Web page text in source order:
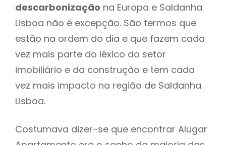
descarbonização na Europa e Saldanha
Lisboa não é excepção. São termos que
estão na ordem do dia e que fazem cada
vez mais parte do léxico do setor
imobiliário e da construção e tem cada
vez mais impacto na região de Saldanha
Lisboa.
Costumava dizer-se que encontrar Alugar